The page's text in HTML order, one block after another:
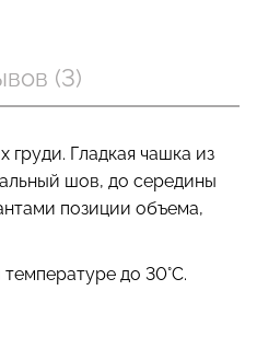
(3)
Гладкая чашка из
шов, до середины
позиции объема,
до 30°C.